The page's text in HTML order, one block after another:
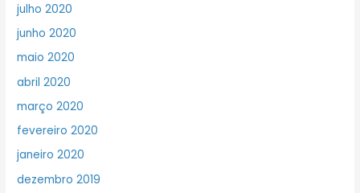
julho 2020
junho 2020
maio 2020
abril 2020
março 2020
fevereiro 2020
janeiro 2020
dezembro 2019